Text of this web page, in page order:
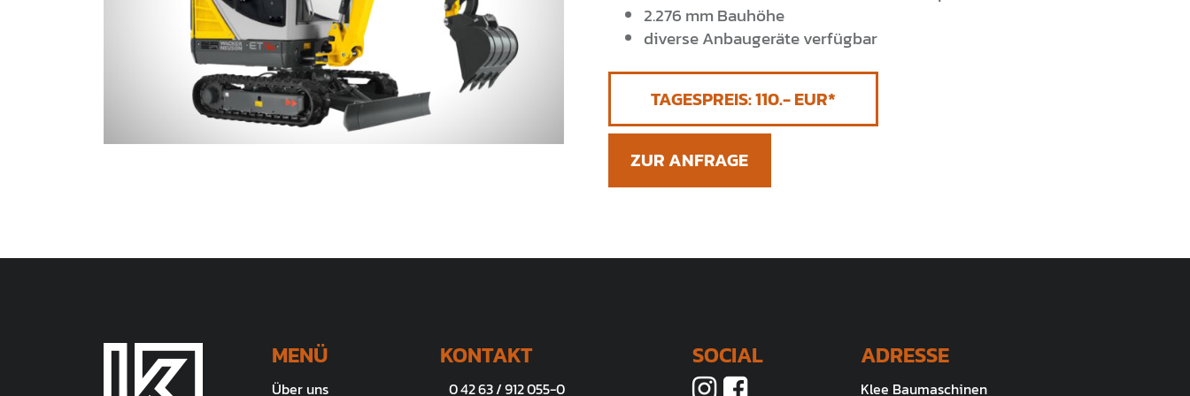
2.276 mm Bauhöhe
diverse Anbaugeräte verfügbar
TAGESPREIS:110
ZUR ANFRAGE
MENÜ
Über uns
KONTAKT
0 42 63 / 912 055-0
SOCIAL ADRESSE
Klee Baumaschinen